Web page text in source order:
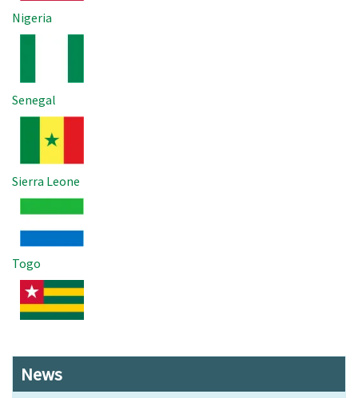
Nigeria
Imagem
Senegal
Imagem
Sierra Leone
Imagem
Togo
Imagem
News